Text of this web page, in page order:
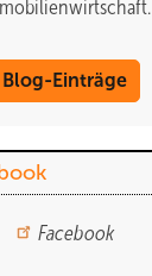
Einträge
Facebook